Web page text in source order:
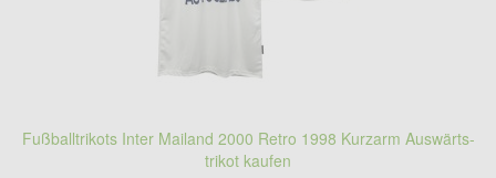
Fußballtrikots Inter Mailand 2000 Retro 1998 Kurzarm Auswärts-
trikot kaufen